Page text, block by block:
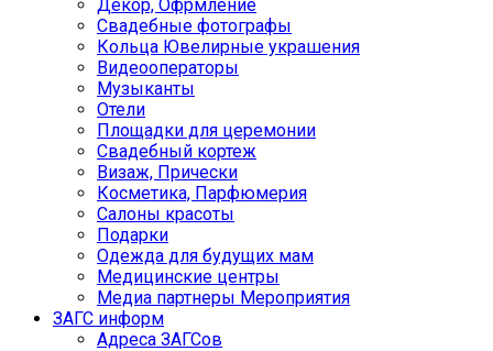
Декор, Офрмление
Свадебные фотографы
Кольца Ювелирные украшения
Видеооператоры
Музыканты
Отели
Площадки для церемонии
Свадебный кортеж
Визаж, Прически
Косметика, Парфюмерия
Салоны красоты
Подарки
Одежда для будущих мам
Медицинские центры
Медиа партнеры Мероприятия
ЗАГС информ
Адреса ЗАГСов